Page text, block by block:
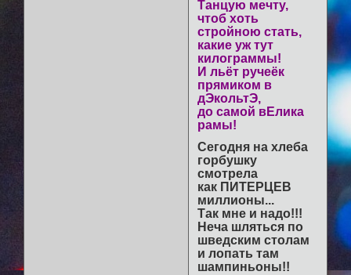
Танцую мечту,
чтоб хоть
стройною стать,
какие уж тут
килограммы!
И льёт ручеёк
прямиком в
дЭкольтЭ,
до самой вЕлика
рамы!
Сегодня на хлеба
горбушку
смотрела
как ПИТЕРЦЕВ
миллионы...
Так мне и надо!!!
Неча шляться по
шведским столам
и лопать там
шампиньоны!!